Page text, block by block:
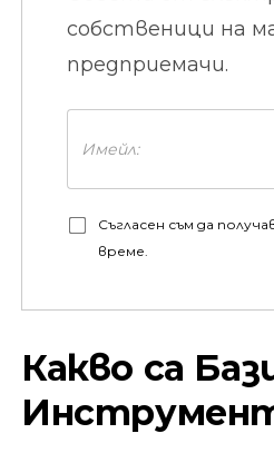
собственици на
предприемачи.
Съгласен съм да
време.
Какво са